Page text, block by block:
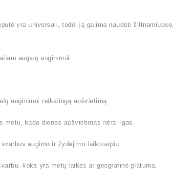
yra universali, todėl ją galima naudoti
augalų auginimui.
auginimui reikalingą apšvietimą.
kada dienos apšvietimas nėra ilgas.
augimo ir žydėjimo laikotarpiu.
koks yra metų laikas ar geografinė platuma.